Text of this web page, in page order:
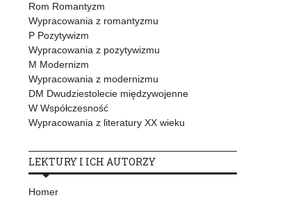
Rom Romantyzm
Wypracowania z romantyzmu
P Pozytywizm
Wypracowania z pozytywizmu
M Modernizm
Wypracowania z modernizmu
DM Dwudziestolecie międzywojenne
W Współczesność
Wypracowania z literatury XX wieku
LEKTURY I ICH AUTORZY
Homer